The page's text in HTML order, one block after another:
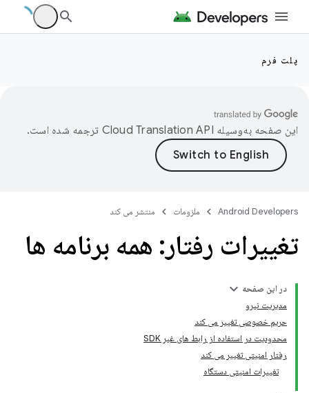
پلت فرم
این صفحه به‌وسیله ترجمه شده است.
Android Developers ملزومات منتشر می کند
تغییرات رفتار: همه برنامه ها
در این صفحه
مدیریت نیرو
حریم خصوصی تغییر می کند
محدودیت در استفاده از رابط های غیر SDK
رفتار امنیتی تغییر می کند
تغییرات امنیتی دستگاه